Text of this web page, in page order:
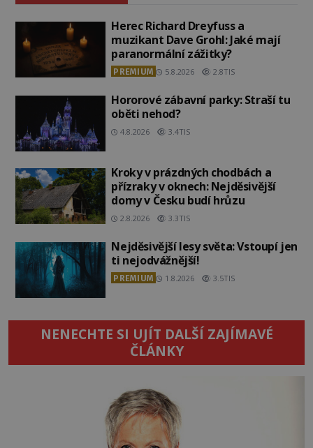
Herec Richard Dreyfuss a
muzikant Dave Grohl: Jaké mají
paranormální zážitky?
PREMIUM 5.8.2026 2.8TIS
Hororové zábavní parky: Straší tu
oběti nehod?
4.8.2026 3.4TIS
Kroky v prázdných chodbách a
přízraky v oknech: Nejděsivější
domy v Česku budí hrůzu
2.8.2026 3.3TIS
Nejděsivější lesy světa: Vstoupí jen
ti nejodvážnější!
PREMIUM 1.8.2026 3.5TIS
NENECHTE SI UJÍT DALŠÍ ZAJÍMAVÉ
ČLÁNKY